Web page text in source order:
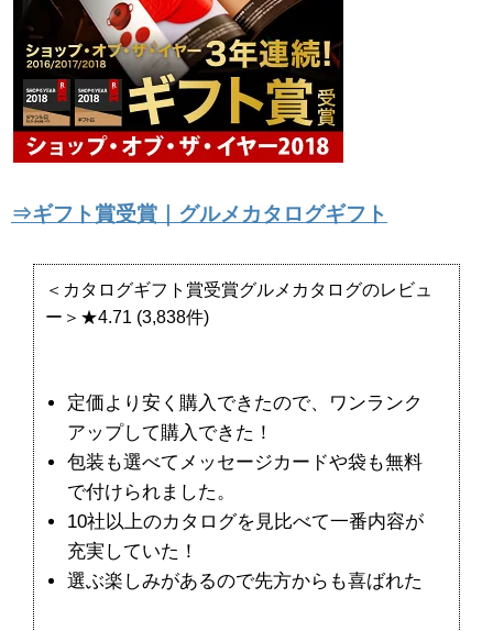
⇒ギフト賞受賞｜グルメカタログギフト
＜カタログギフト賞受賞グルメカタログのレビュ
ー＞★4.71 (3,838件)
定価より安く購入できたので、ワンランク
アップして購入できた！
包装も選べてメッセージカードや袋も無料
で付けられました。
10社以上のカタログを見比べて一番内容が
充実していた！
選ぶ楽しみがあるので先方からも喜ばれた